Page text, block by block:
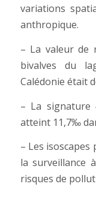
variations
anthropique.
– La valeur de
bivalves du
Calédonie était
– La signature
atteint 11,7‰
– Les
la surveillance
risques de